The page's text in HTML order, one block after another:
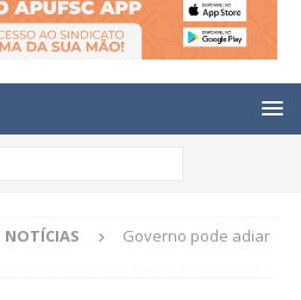
NOTÍCIAS
Governo pode adiar